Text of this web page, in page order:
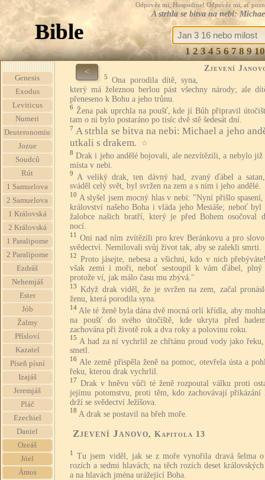
Odpověz mi, Hospodine! Odpověz mi, ať
A strhla se bitva na nebi:
Bible
1 2 3 4 5 6 7 8 9 10
Genesis
Exodus
Leviticus
Numeri
Deuteronomiu
Jozue
Soudců
Rút
1 Samuelova
2 Samuelova
1 Královská
2 Královská
1 Paralipome
2 Paralipome
Ezdráš
Nehemjáš
Ester
Jób
Žalmy
Přísloví
Kazatel
Píseň písní
Izajáš
Jeremjáš
Pláč
Ezechiel
Daniel
Ozeáš
Jóel
Ámos
< Zjevení
5
Ona porodila dítě, syna,
který má železnou berlou pást všechny národy; ale
přeneseno k Bohu a jeho trůnu.
6 Žena pak uprchla na poušť, kde jí Bůh připravil
tam o ni bylo postaráno po tisíc dvě stě šedesát dní.
7 A strhla se bitva na nebi: Michael a jeho
utkali s drakem.
☆
8 Drak i jeho andělé bojovali, ale nezvítězili, a nebylo již
místa v nebi.
9
A veliký drak, ten dávný had, zvaný ďábel a
sváděl celý svět, byl svržen na zem a s ním i jeho andělé.
10 A slyšel jsem mocný hlas v nebi: "Nyní přišlo spasení,
království našeho Boha i vláda jeho Mesiáše; neboť byl
žalobce našich bratří, který je před Bohem osočoval
nocí.
11 Oni nad ním zvítězili pro krev Beránkovu a pro slovo
svědectví. Nemilovali svůj život tak, aby se zalekli smrti.
12 Proto jásejte, nebesa a všichni, kdo v nich
však zemi i moři, neboť sestoupil k vám ďábel, plný
protože ví, jak málo času mu zbývá."
13
Když drak viděl, že je svržen na zem, začal
ženu, která porodila syna.
14 Ale té ženě byla dána dvě mocná orlí křídla, aby
na poušť do svého útočiště, kde ukryta před
zachována při životě rok a dva roky a polovinu roku.
15 A had za ní vychrlil ze chřtánu proud vody jako
smetl.
16 Ale země přispěla ženě na pomoc, otevřela ústa a
řeku, kterou drak vychrlil.
17 Drak v hněvu vůči té ženě rozpoutal válku proti
jejímu potomstvu, proti těm, kdo zachovávají přikázání
drží se svědectví Ježíšova.
18 A drak se postavil na břeh moře.
Zjevení Janovo, Kapitola 13
1
Tu jsem viděl, jak se z moře vynořila dravá šelma o
rozích a sedmi hlavách; na těch rozích deset
a na hlavách jména urážející Boha.